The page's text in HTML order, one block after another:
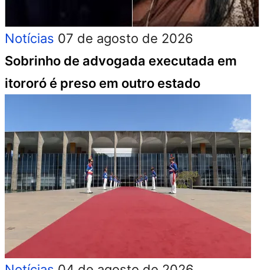
Notícias 07 de agosto de 2026
Sobrinho de advogada executada em
itororó é preso em outro estado